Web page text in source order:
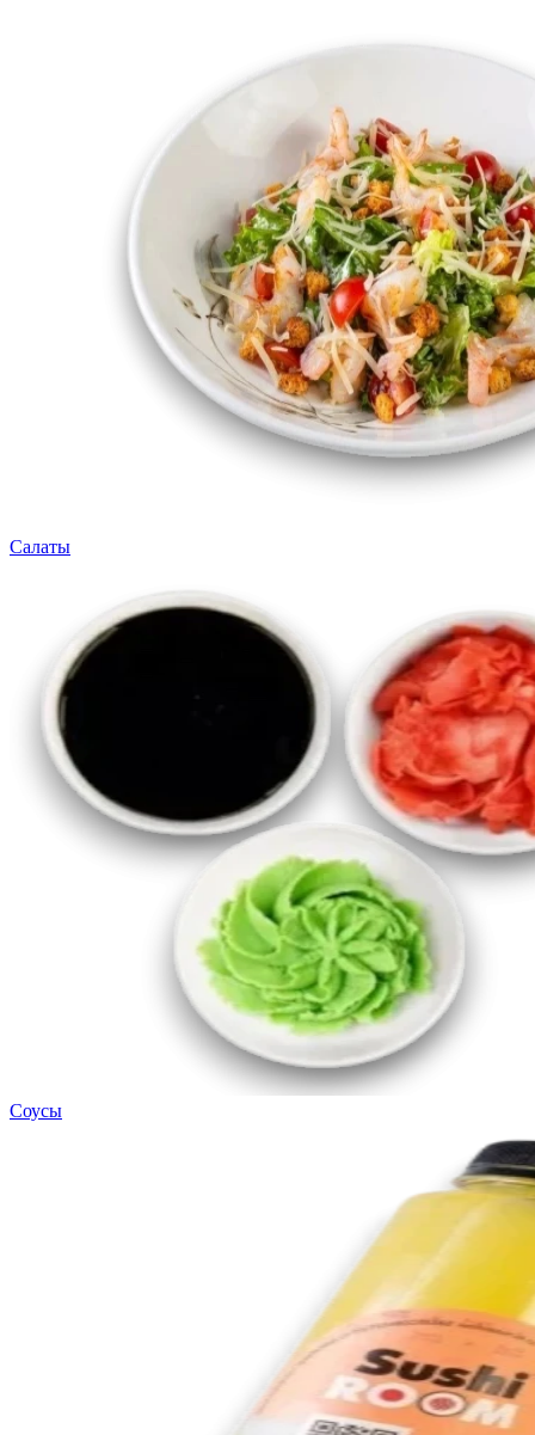
Салаты
Соусы